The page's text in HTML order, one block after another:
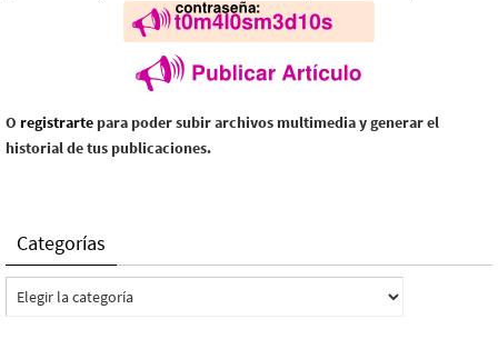
O registrarte para poder subir archivos multimedia y generar el
historial de tus publicaciones.
Categorías
Categorías